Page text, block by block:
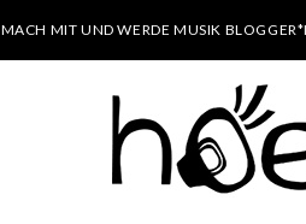
MACH MIT UND WERDE MUSIK